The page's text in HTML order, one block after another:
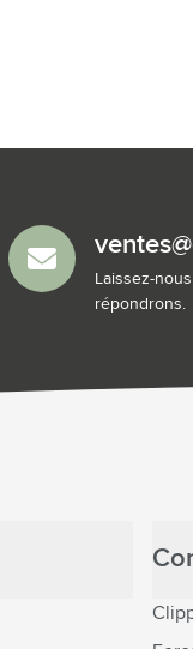
Laissez-
répondrons.